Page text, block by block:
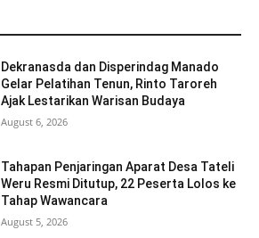
Dekranasda dan Disperindag Manado
Gelar Pelatihan Tenun, Rinto Taroreh
Ajak Lestarikan Warisan Budaya
August 6, 2026
Tahapan Penjaringan Aparat Desa Tateli
Weru Resmi Ditutup, 22 Peserta Lolos ke
Tahap Wawancara
August 5, 2026